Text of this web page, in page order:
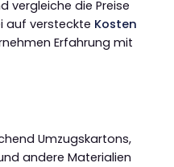
vergleiche die Preise
auf versteckte Kosten
Erfahrung mit
Umzugskartons,
andere Materialien